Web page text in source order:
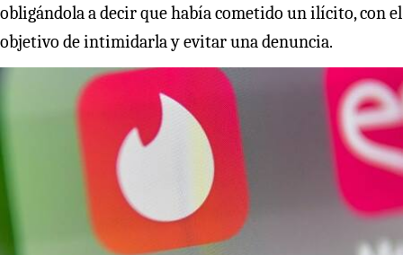
obligándola a decir que había cometido un ilícito, con el
objetivo de intimidarla y evitar una denuncia.